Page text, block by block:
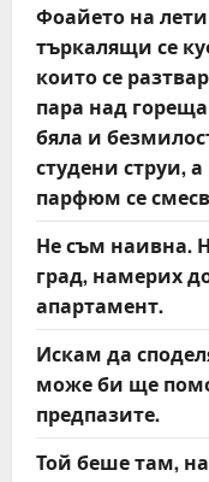
Фоайето на
търкалящи се
които се
пара над
бяла и
студени струи,
парфюм се
Не съм наивна.
град, намерих
апартамент.
Искам да
може би ще
предпазите.
Той беше там,